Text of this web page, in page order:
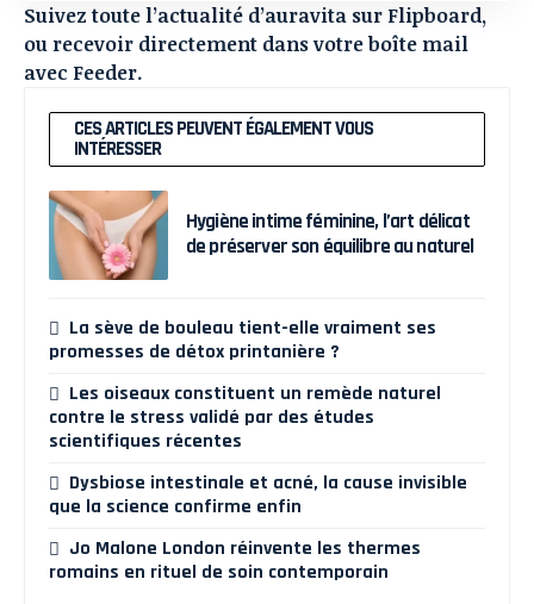
Suivez toute l’actualité d’auravita sur Flipboard,
ou recevoir directement dans votre boîte mail
avec Feeder.
CES ARTICLES PEUVENT ÉGALEMENT VOUS
INTÉRESSER
Hygiène intime féminine, l’art délicat
de préserver son équilibre au naturel
La sève de bouleau tient-elle vraiment ses
promesses de détox printanière ?
Les oiseaux constituent un remède naturel
contre le stress validé par des études
scientifiques récentes
Dysbiose intestinale et acné, la cause invisible
que la science confirme enfin
Jo Malone London réinvente les thermes
romains en rituel de soin contemporain